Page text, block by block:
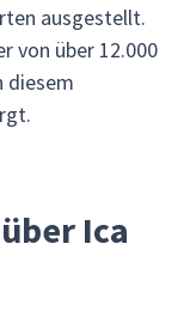
ausgestellt.
von über 12.000
diesem
Ica